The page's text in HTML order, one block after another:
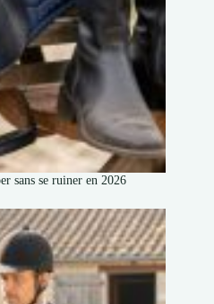
sans se ruiner en 2026